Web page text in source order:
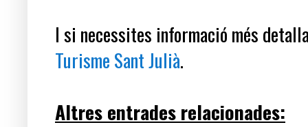
I si necessites informació més
Turisme Sant Julià.
Altres entrades relacionades: